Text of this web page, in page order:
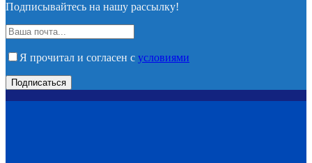
Подписывайтесь на нашу рассылку!
Я прочитал и согласен с условиями